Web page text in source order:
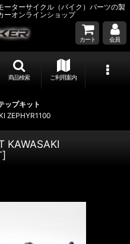
ターサイクル（バイク）パーツの製
ーオンラインショップ
カート 会員
商品検索 ご利用案内
ップキット
ZEPHYR1100
KAWASAKI
]